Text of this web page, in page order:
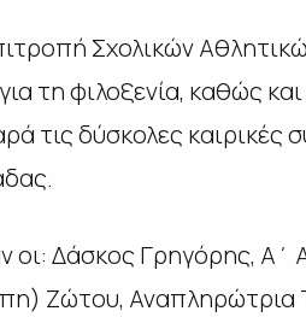
Σχολικών
τη φιλοξενία, καθώς
τις δύσκολες καιρικές
Δάσκος Γρηγόρης, Α΄
Ζώτου, Αναπληρώτρια